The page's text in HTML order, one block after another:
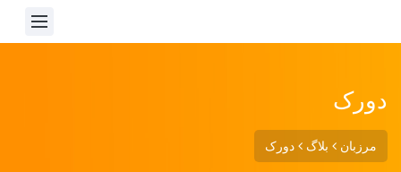
دورک
مرزبان بلاگ دورک